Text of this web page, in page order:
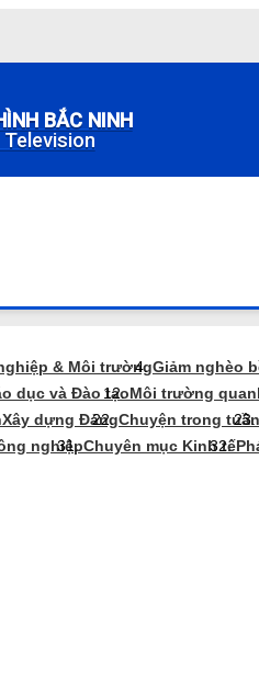
BẮC NINH
& Môi trườngGiảm nghèo
dục và Đào tạoMôi trường
Xây dựng ĐảngChuyện trong tuần
nghiệpChuyên mục Kinh tế